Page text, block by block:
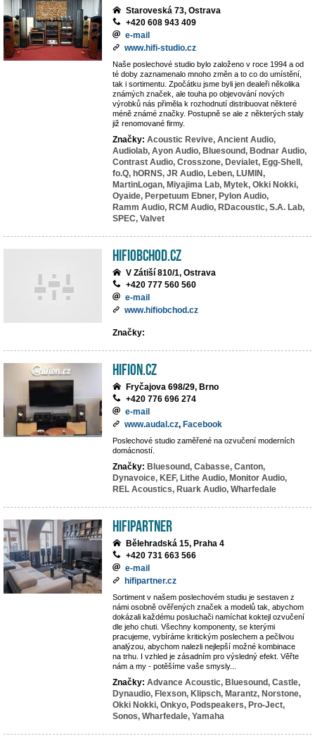
Staroveská 73, Ostrava
+420 608 943 409
e-mail
www.hifi-studio.cz
Naše poslechové studio bylo založeno v roce 1994 a od
té doby zaznamenalo mnoho změn a to co do umístění,
tak i sortimentu. Zpočátku jsme byli jen dealeři několika
známých značek, ale touha po objevování nových
výrobků nás přiměla k rozhodnutí distribuovat některé
méně známé značky. Postupně se ale z některých staly
již renomované firmy.
Značky: Acoustic Revive, Ancient Audio,
Audiolab, Ayon Audio, Bluesound, Bodnar Audio,
Contrast Audio, Crosszone, Devialet, Egg-Shell,
fo.Q, hORNS, JR Audio, Leben, LUMIN,
MartinLogan, Miyajima Lab, Mytek, Okki Nokki,
Oyaide, Perpetuum Ebner, Pylon Audio,
Ramm Audio, RCM Audio, RDacoustic, S.A. Lab,
SPEC, Valvet
HiFiobchod.cz
V Zátiší 810/1, Ostrava
+420 777 560 560
e-mail
www.hifiobchod.cz
Značky:
hifion.cz
Fryčajova 698/29, Brno
+420 776 696 274
e-mail
www.audal.cz, Facebook
Poslechové studio zaměřené na ozvučení moderních
domácností.
Značky: Bluesound, Cabasse, Canton,
Dynavoice, KEF, Lithe Audio, Monitor Audio,
REL Acoustics, Ruark Audio, Wharfedale
HIFIpartner
Bělehradská 15, Praha 4
+420 731 663 566
e-mail
hifipartner.cz
Sortiment v našem poslechovém studiu je sestaven z
námi osobně ověřených značek a modelů tak, abychom
dokázali každému posluchači namíchat koktejl ozvučení
dle jeho chuti. Všechny komponenty, se kterými
pracujeme, vybíráme kritickým poslechem a pečlivou
analýzou, abychom nalezli nejlepší možné kombinace
na trhu. I vzhled je zásadním pro výsledný efekt. Věřte
nám a my - potěšíme vaše smysly...
Značky: Advance Acoustic, Bluesound, Castle,
Dynaudio, Flexson, Klipsch, Marantz, Norstone,
Okki Nokki, Onkyo, Podspeakers, Pro-Ject,
Sonos, Wharfedale, Yamaha